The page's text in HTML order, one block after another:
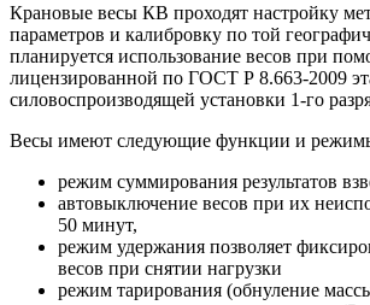
Крановые весы КВ проходят настройку
параметров и калибровку по той
планируется использование весов при
лицензированной по ГОСТ Р 8.663-2009
силовоспроизводящей установки 1-го
Весы имеют следующие функции и
режим суммирования результатов
автовыключение весов при их
50 минут,
режим удержания позволяет
весов при снятии нагрузки
режим тарирования (обнуление